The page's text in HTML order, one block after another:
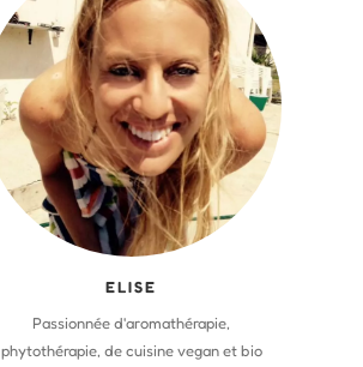
ELISE
Passionnée d'aromathérapie,
phytothérapie, de cuisine vegan et bio